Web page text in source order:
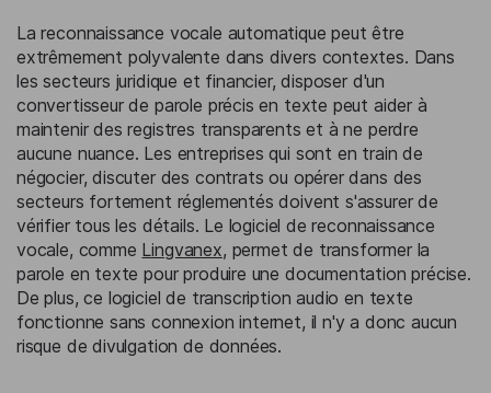
La reconnaissance vocale automatique peut être
extrêmement polyvalente dans divers contextes. Dans
les secteurs juridique et financier, disposer d'un
convertisseur de parole précis en texte peut aider à
maintenir des registres transparents et à ne perdre
aucune nuance. Les entreprises qui sont en train de
négocier, discuter des contrats ou opérer dans des
secteurs fortement réglementés doivent s'assurer de
vérifier tous les détails. Le logiciel de reconnaissance
vocale, comme Lingvanex, permet de transformer la
parole en texte pour produire une documentation précise.
De plus, ce logiciel de transcription audio en texte
fonctionne sans connexion internet, il n'y a donc aucun
risque de divulgation de données.